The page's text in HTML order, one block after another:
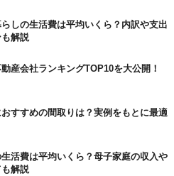
らしの生活費は平均いくら？内訳や支出
解説
産会社ランキングTOP10を大公開！
すすめの間取りは？実例をもとに最適
活費は平均いくら？母子家庭の収入や
解説